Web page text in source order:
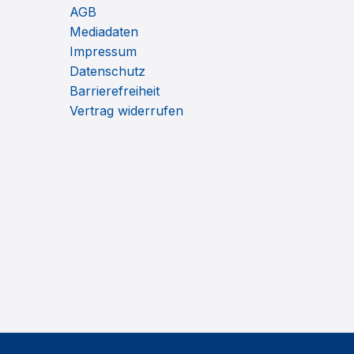
AGB
Mediadaten
Impressum
Datenschutz
Barrierefreiheit
Vertrag widerrufen